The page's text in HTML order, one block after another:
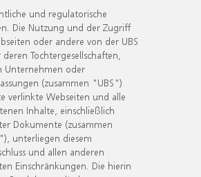
und regulatorische
Die Nutzung und der Zugriff
oder andere von der UBS
Tochtergesellschaften,
Unternehmen oder
(zusammen "UBS")
verlinkte Webseiten und alle
Inhalte, einschließlich
Dokumente (zusammen
unterliegen diesem
und allen anderen
Einschränkungen. Die hierin